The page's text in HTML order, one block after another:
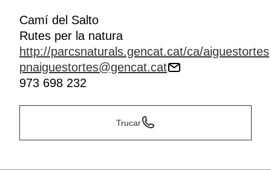
Camí del Salto
Rutes per la natura
http://parcsnaturals.gencat.cat/ca/aiguestortes
pnaiguestortes@gencat.cat
973 698 232
Trucar